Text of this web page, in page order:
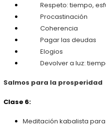
Respeto: tiempo,
Procastinación
Coherencia
Pagar las deudas
Elogios
Devolver a luz:
Salmos para la prosperidad
Clase 6:
Meditación kabalista